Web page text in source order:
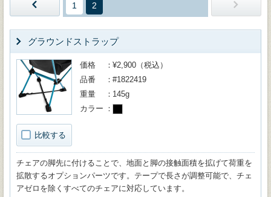
1 2
グラウンドストラップ
比較する
価格
¥2,900（税込）
品番
#1822419
重量
145g
カラー
チェアの脚先に付けることで、地面と脚の接触面積を拡げて荷重を
拡散するオプションパーツです。テープで長さが調整可能で、チェ
アゼロを除くすべてのチェアに対応しています。